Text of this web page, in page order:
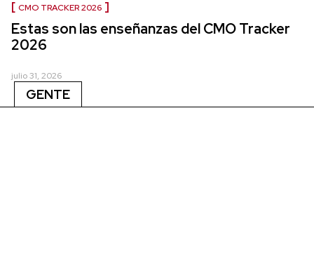
CMO TRACKER 2026
Estas son las enseñanzas del CMO Tracker
2026
julio 31, 2026
GENTE